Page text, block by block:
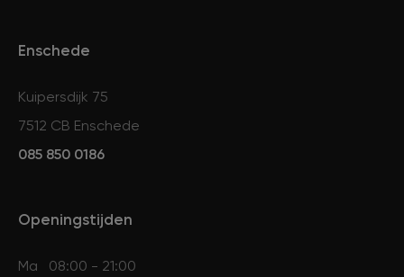
Enschede
Kuipersdijk 75
7512 CB Enschede
085 850 0186
Openingstijden
Ma
08:00 - 21:00
Huidverzorging
Ervaringen